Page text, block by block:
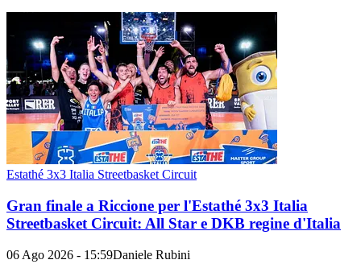
Estathé 3x3 Italia Streetbasket Circuit
Gran finale a Riccione per l'Estathé 3x3 Italia
Streetbasket Circuit: All Star e DKB regine d'Italia
06 Ago 2026 - 15:59Daniele Rubini